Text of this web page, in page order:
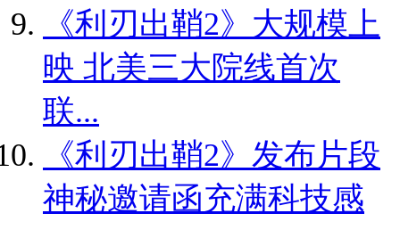
《利刃出鞘2》大规模上
映 北美三大院线首次
联...
《利刃出鞘2》发布片段
神秘邀请函充满科技感